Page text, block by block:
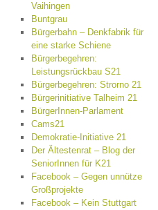
Vaihingen
Buntgrau
Bürgerbahn – Denkfabrik für
eine starke Schiene
Bürgerbegehren:
Leistungsrückbau S21
Bürgerbegehren: Strorno 21
Bürgerinitiative Talheim 21
BürgerInnen-Parlament
Cams21
Demokratie-Initiative 21
Der Ältestenrat – Blog der
SeniorInnen für K21
Facebook – Gegen unnütze
Großprojekte
Facebook – Kein Stuttgart